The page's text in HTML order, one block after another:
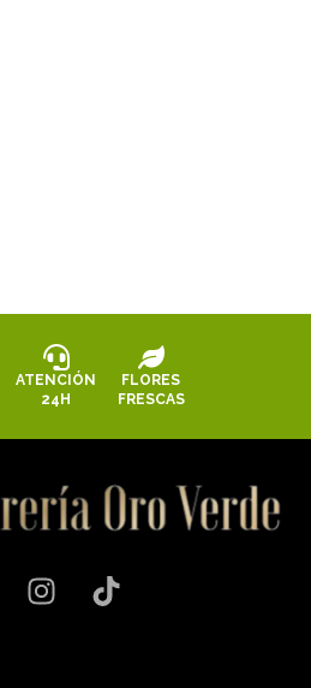
ATENCIÓN
24H
FLORES
FRESCAS